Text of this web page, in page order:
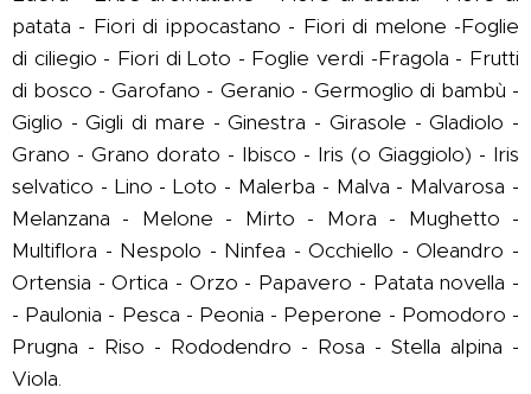
patata - Fiori di ippocastano - Fiori di melone -Foglie
di ciliegio - Fiori di Loto - Foglie verdi -Fragola - Frutti
di bosco - Garofano - Geranio - Germoglio di bambù -
Giglio - Gigli di mare - Ginestra - Girasole - Gladiolo -
Grano - Grano dorato - Ibisco - Iris (o Giaggiolo) - Iris
selvatico - Lino - Loto - Malerba - Malva - Malvarosa -
Melanzana - Melone - Mirto - Mora - Mughetto -
Multiflora - Nespolo - Ninfea - Occhiello - Oleandro -
Ortensia - Ortica - Orzo - Papavero - Patata novella -
- Paulonia - Pesca - Peonia - Peperone - Pomodoro -
Prugna - Riso - Rododendro - Rosa - Stella alpina -
Viola.